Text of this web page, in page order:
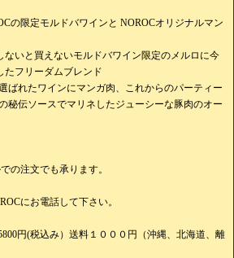
の限定モルドバワインと NOROCオリジナルマン
ないと買えないモルドバワイン限定のメルロに今
たフリーダムブレンド
ばれたワインにマンガ肉、これからのパーティー
秘伝ソースでマリネしたジューシーな豚肉のオー
の注文でも承ります。
にお電話して下さい。
円(税込み）送料１０００円（沖縄、北海道、離